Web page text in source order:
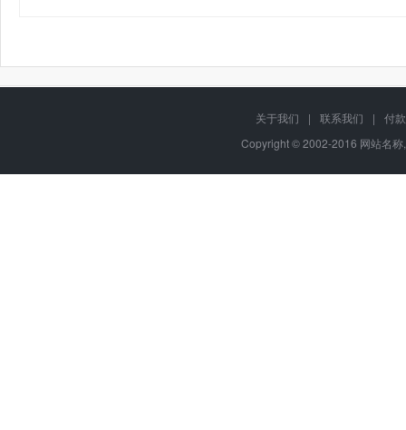
关于我们 | 联系我们 |
付
Copyright © 2002-2016 网站名